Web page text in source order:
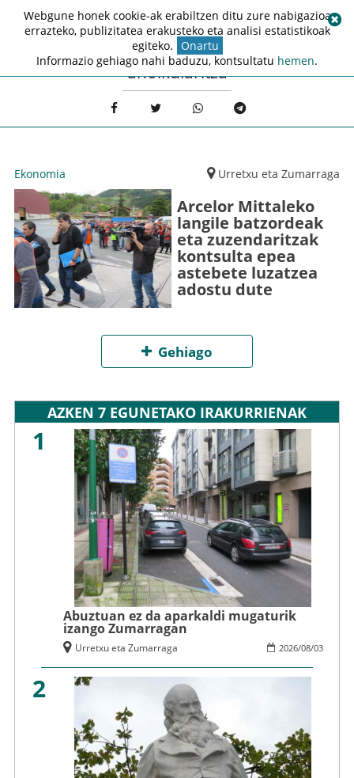
aholkularitza
Ekonomia Urretxu eta Zumarraga
Arcelor Mittaleko
langile batzordeak
eta zuzendaritzak
kontsulta epea
astebete luzatzea
adostu dute
Gehiago
AZKEN 7 EGUNETAKO IRAKURRIENAK
1
Abuztuan ez da aparkaldi mugaturik
izango Zumarragan
2026/08/03
Urretxu eta Zumarraga
2
Webgune honek cookie-ak erabiltzen ditu zure nabigazioa
errazteko, publizitatea erakusteko eta analisi estatistikoak
egiteko. Onartu
Informazio gehiago nahi baduzu, kontsultatu hemen.